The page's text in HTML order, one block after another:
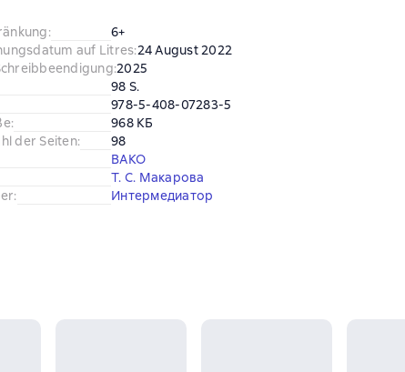
:
6+
auf Litres:24 August 2022
:2025
98 S.
978-5-408-07283-5
:
968 КБ
der Seiten:
98
ВАКО
Т. С. Макарова
: Интермедиатор